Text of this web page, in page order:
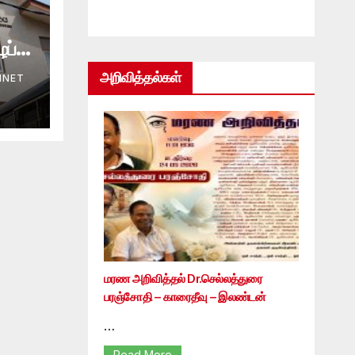
அறிவித்தல்கள்
மரண அறிவித்தல் Dr.செல்லத்துரை
பரஞ்சோதி – காரைதீவு – இலண்டன்
…